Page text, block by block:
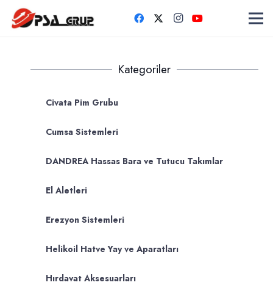
Kategoriler
Civata Pim Grubu
Cumsa Sistemleri
DANDREA Hassas Bara ve Tutucu Takımlar
El Aletleri
Erezyon Sistemleri
Helikoil Hatve Yay ve Aparatları
Hırdavat Aksesuarları